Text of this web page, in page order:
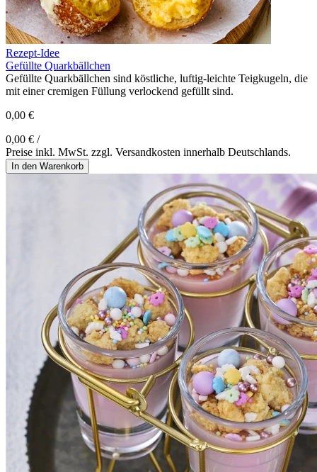
Rezept-Idee
Gefüllte Quarkbällchen
Gefüllte Quarkbällchen sind köstliche, luftig-leichte Teigkugeln, die
mit einer cremigen Füllung verlockend gefüllt sind.
0,00 €
0,00 € /
Preise inkl. MwSt. zzgl. Versandkosten innerhalb Deutschlands.
In den Warenkorb